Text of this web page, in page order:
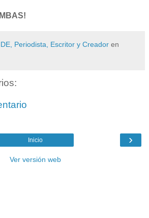
Periodista, Escritor y Creador en
›
Inicio
Ver versión web